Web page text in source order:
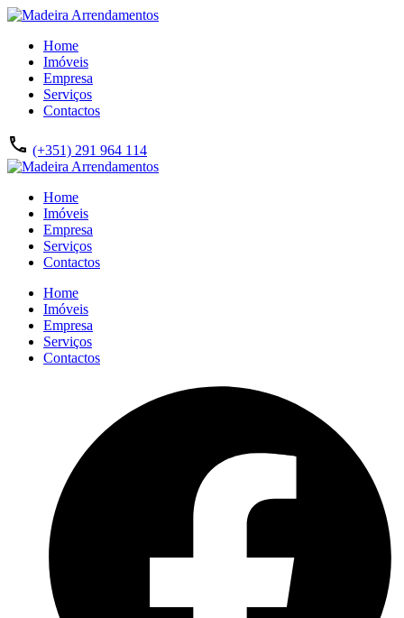
Home
Imóveis
Empresa
Serviços
Contactos
(+351) 291 964 114
Home
Imóveis
Empresa
Serviços
Contactos
Home
Imóveis
Empresa
Serviços
Contactos